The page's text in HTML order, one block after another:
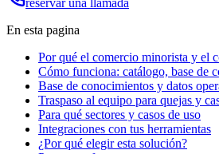
reservar una llamada
En esta pagina
Por qué el comercio minorista y el
Cómo funciona: catálogo, base de
Base de conocimientos y datos
Traspaso al equipo para quejas y
Para qué sectores y casos de uso
Integraciones con tus herramientas
¿Por qué elegir esta solución?